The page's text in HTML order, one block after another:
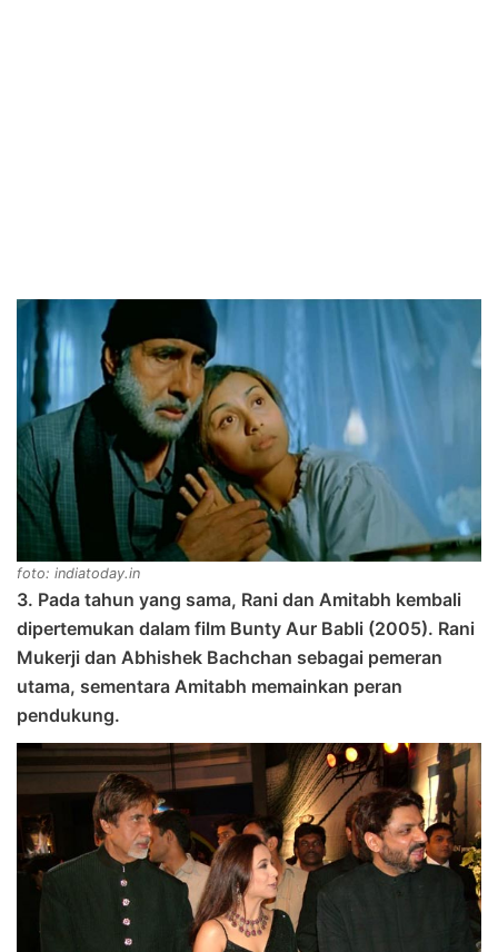
foto: indiatoday.in
3. Pada tahun yang sama, Rani dan Amitabh kembali
dipertemukan dalam film Bunty Aur Babli (2005). Rani
Mukerji dan Abhishek Bachchan sebagai pemeran
utama, sementara Amitabh memainkan peran
pendukung.